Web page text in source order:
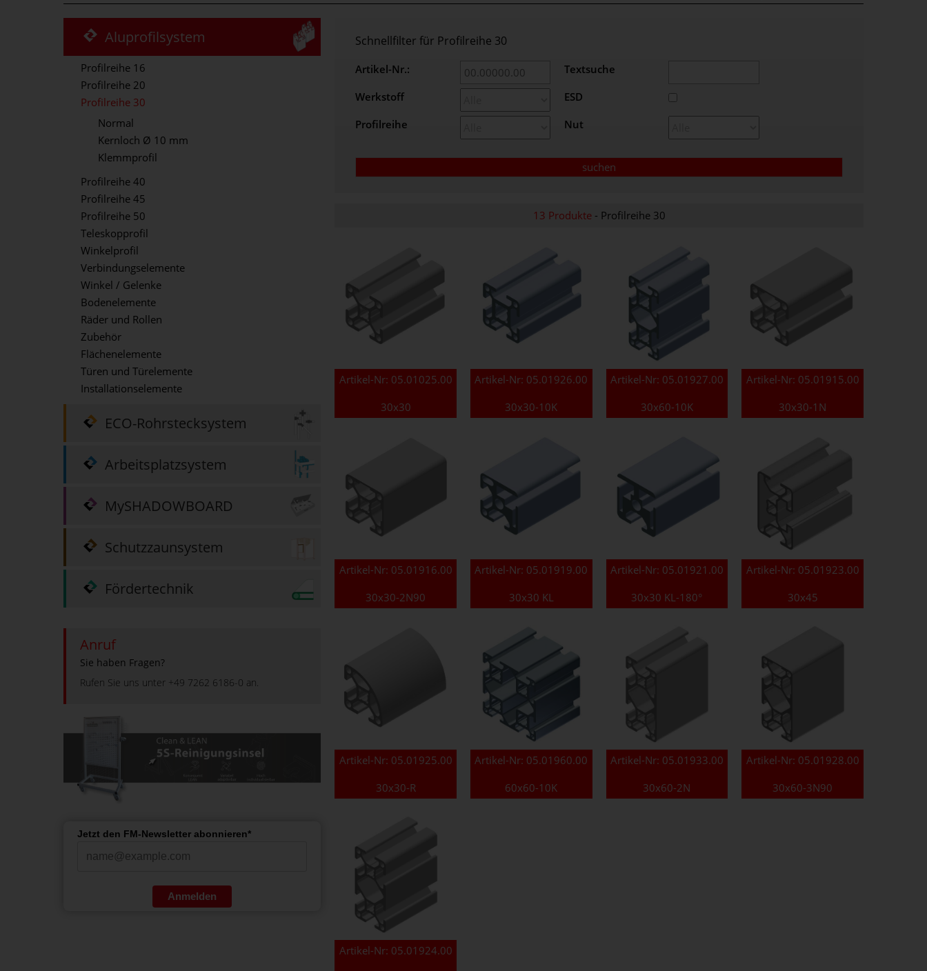
Aluprofilsystem
Profilreihe 16
Profilreihe 20
Profilreihe 30
Normal
Kernloch Ø 10 mm
Klemmprofil
Profilreihe 40
Profilreihe 45
Profilreihe 50
Teleskopprofil
Winkelprofil
Verbindungselemente
Winkel / Gelenke
Bodenelemente
Räder und Rollen
Zubehör
Flächenelemente
Türen und Türelemente
Installationselemente
ECO-Rohrstecksystem
Arbeitsplatzsystem
MySHADOWBOARD
Schutzzaunsystem
Fördertechnik
Anruf
Sie haben Fragen?
Rufen Sie uns unter +49 7262 6186-0 an.
Jetzt den FM-Newsletter abonnieren*
Anmelden
Schnellfilter für Profilreihe 30
Artikel-Nr.:
Textsuche
Werkstoff
ESD
Profilreihe
Nut
13 Produkte- Profilreihe 30
Artikel-Nr: 05.01025.00
30x30
Artikel-Nr: 05.01926.00
30x30-10K
Artikel-Nr: 05.01927.00
30x60-10K
Artikel-Nr: 05.01915.00
30x30-1N
Artikel-Nr: 05.01916.00
30x30-2N90
Artikel-Nr: 05.01919.00
30x30 KL
Artikel-Nr: 05.01921.00
30x30 KL-180°
Artikel-Nr: 05.01923.00
30x45
Artikel-Nr: 05.01925.00
30x30-R
Artikel-Nr: 05.01960.00
60x60-10K
Artikel-Nr: 05.01933.00
30x60-2N
Artikel-Nr: 05.01928.00
30x60-3N90
Artikel-Nr: 05.01924.00